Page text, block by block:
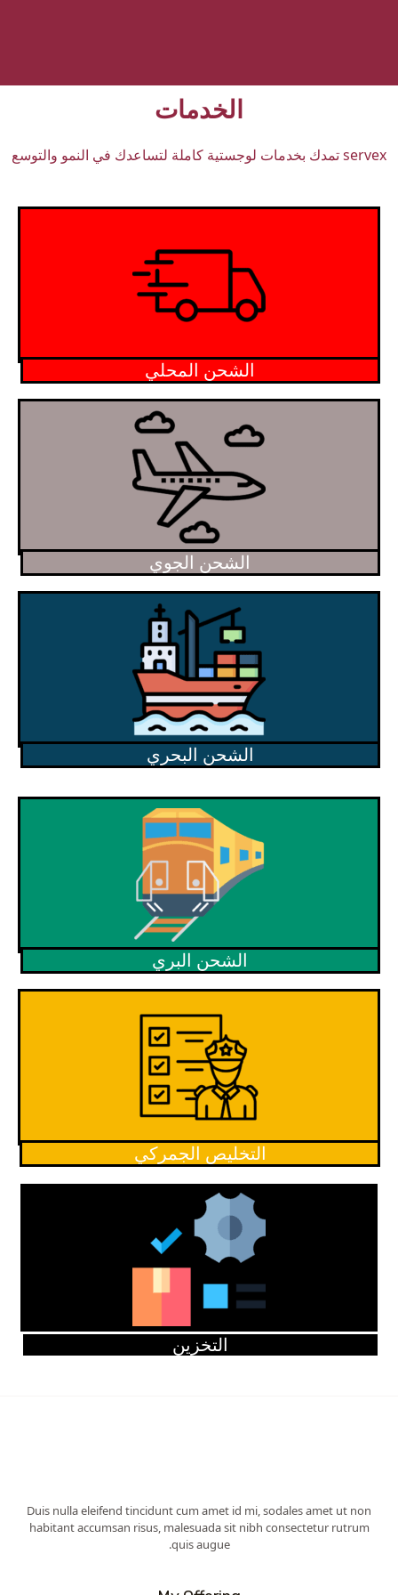
الخدمات
servex تمدك بخدمات لوجستية كاملة لتساعدك في النمو والتوسع
الشحن المحلي
الشحن الجوي
الشحن البحري
الشحن البري
التخليص الجمركي
التخزين
Duis nulla eleifend tincidunt cum amet id mi, sodales amet ut non
habitant accumsan risus, malesuada sit nibh consectetur rutrum
quis augue.